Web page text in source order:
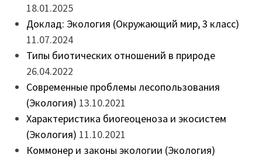
18.01.2025
Доклад: Экология (Окружающий мир, 3 класс)
11.07.2024
Типы биотических отношений в природе
26.04.2022
Современные проблемы лесопользования
(Экология) 13.10.2021
Характеристика биогеоценоза и экосистем
(Экология) 11.10.2021
Коммонер и законы экологии (Экология)